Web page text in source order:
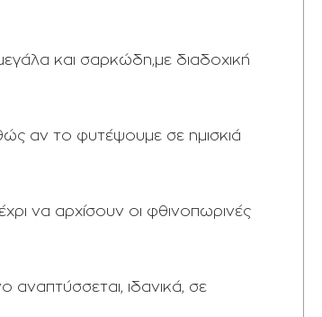
και σαρκώδη,με διαδοχική
αν το φυτέψουμε σε ημισκιά
να αρχίσουν οι φθινοπωρινές
αναπτύσσεται, ιδανικά, σε